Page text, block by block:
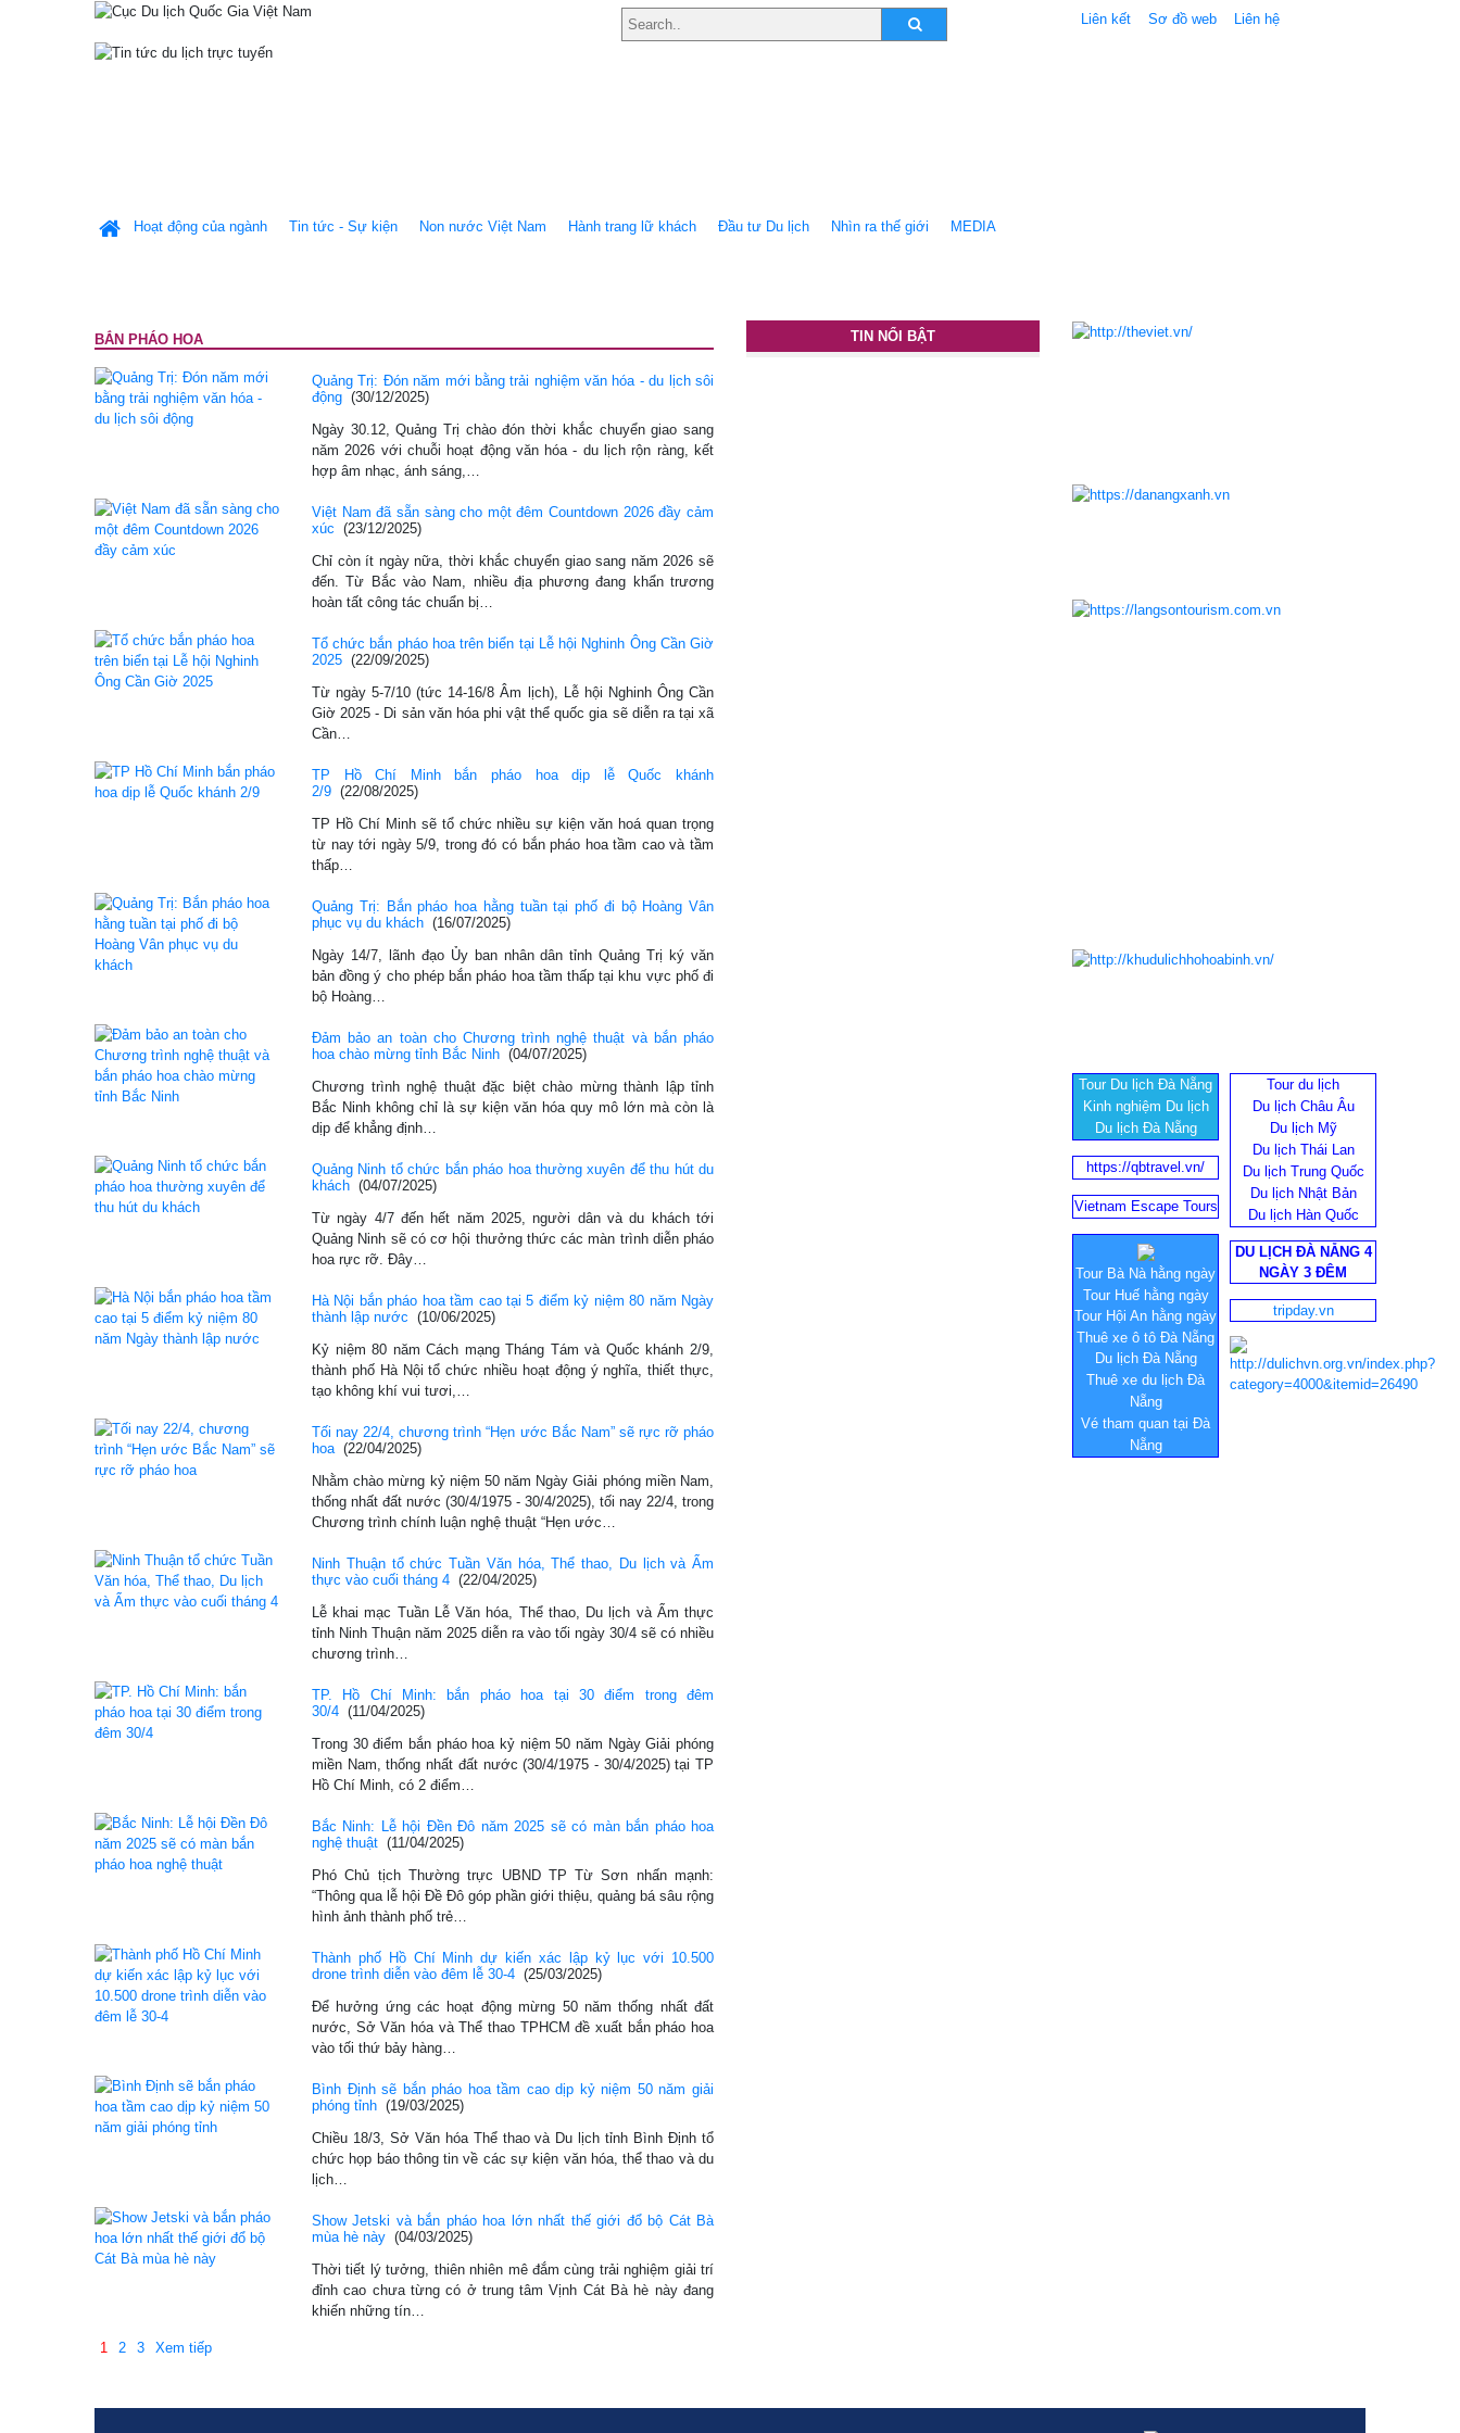
Liên kết Sơ đồ web Liên hệ
Hoạt động của ngành Tin tức - Sự kiện Non nước Việt Nam Hành trang lữ khách Ðầu tư Du lịch Nhìn ra thế giới MEDIA
BẮN PHÁO HOA
Quảng Trị: Đón năm mới bằng trải nghiệm văn hóa - du lịch sôi
động (30/12/2025)
Ngày 30.12, Quảng Trị chào đón thời khắc chuyển giao sang
năm 2026 với chuỗi hoạt động văn hóa - du lịch rộn ràng, kết
hợp âm nhạc, ánh sáng,…
Việt Nam đã sẵn sàng cho một đêm Countdown 2026 đầy cảm
xúc (23/12/2025)
Chỉ còn ít ngày nữa, thời khắc chuyển giao sang năm 2026 sẽ
đến. Từ Bắc vào Nam, nhiều địa phương đang khẩn trương
hoàn tất công tác chuẩn bị…
Tổ chức bắn pháo hoa trên biển tại Lễ hội Nghinh Ông Cần Giờ
2025 (22/09/2025)
Từ ngày 5-7/10 (tức 14-16/8 Âm lịch), Lễ hội Nghinh Ông Cần
Giờ 2025 - Di sản văn hóa phi vật thể quốc gia sẽ diễn ra tại xã
Cần…
TP Hồ Chí Minh bắn pháo hoa dịp lễ Quốc khánh
2/9 (22/08/2025)
TP Hồ Chí Minh sẽ tổ chức nhiều sự kiện văn hoá quan trọng
từ nay tới ngày 5/9, trong đó có bắn pháo hoa tầm cao và tầm
thấp…
Quảng Trị: Bắn pháo hoa hằng tuần tại phố đi bộ Hoàng Vân
phục vụ du khách (16/07/2025)
Ngày 14/7, lãnh đạo Ủy ban nhân dân tỉnh Quảng Trị ký văn
bản đồng ý cho phép bắn pháo hoa tầm thấp tại khu vực phố đi
bộ Hoàng…
Đảm bảo an toàn cho Chương trình nghệ thuật và bắn pháo
hoa chào mừng tỉnh Bắc Ninh (04/07/2025)
Chương trình nghệ thuật đặc biệt chào mừng thành lập tỉnh
Bắc Ninh không chỉ là sự kiện văn hóa quy mô lớn mà còn là
dịp để khẳng định…
Quảng Ninh tổ chức bắn pháo hoa thường xuyên để thu hút du
khách (04/07/2025)
Từ ngày 4/7 đến hết năm 2025, người dân và du khách tới
Quảng Ninh sẽ có cơ hội thưởng thức các màn trình diễn pháo
hoa rực rỡ. Đây…
Hà Nội bắn pháo hoa tầm cao tại 5 điểm kỷ niệm 80 năm Ngày
thành lập nước (10/06/2025)
Kỷ niệm 80 năm Cách mạng Tháng Tám và Quốc khánh 2/9,
thành phố Hà Nội tổ chức nhiều hoạt động ý nghĩa, thiết thực,
tạo không khí vui tươi,…
Tối nay 22/4, chương trình “Hẹn ước Bắc Nam” sẽ rực rỡ pháo
hoa (22/04/2025)
Nhằm chào mừng kỷ niệm 50 năm Ngày Giải phóng miền Nam,
thống nhất đất nước (30/4/1975 - 30/4/2025), tối nay 22/4, trong
Chương trình chính luận nghệ thuật “Hẹn ước…
Ninh Thuận tổ chức Tuần Văn hóa, Thể thao, Du lịch và Ẩm
thực vào cuối tháng 4 (22/04/2025)
Lễ khai mạc Tuần Lễ Văn hóa, Thể thao, Du lịch và Ẩm thực
tỉnh Ninh Thuận năm 2025 diễn ra vào tối ngày 30/4 sẽ có nhiều
chương trình…
TP. Hồ Chí Minh: bắn pháo hoa tại 30 điểm trong đêm
30/4 (11/04/2025)
Trong 30 điểm bắn pháo hoa kỷ niệm 50 năm Ngày Giải phóng
miền Nam, thống nhất đất nước (30/4/1975 - 30/4/2025) tại TP
Hồ Chí Minh, có 2 điểm…
Bắc Ninh: Lễ hội Đền Đô năm 2025 sẽ có màn bắn pháo hoa
nghệ thuật (11/04/2025)
Phó Chủ tịch Thường trực UBND TP Từ Sơn nhấn mạnh:
“Thông qua lễ hội Đề Đô góp phần giới thiệu, quảng bá sâu rộng
hình ảnh thành phố trẻ…
Thành phố Hồ Chí Minh dự kiến xác lập kỷ lục với 10.500
drone trình diễn vào đêm lễ 30-4 (25/03/2025)
Để hưởng ứng các hoạt động mừng 50 năm thống nhất đất
nước, Sở Văn hóa và Thể thao TPHCM đề xuất bắn pháo hoa
vào tối thứ bảy hàng…
Bình Định sẽ bắn pháo hoa tầm cao dịp kỷ niệm 50 năm giải
phóng tỉnh (19/03/2025)
Chiều 18/3, Sở Văn hóa Thể thao và Du lịch tỉnh Bình Định tổ
chức họp báo thông tin về các sự kiện văn hóa, thể thao và du
lịch…
Show Jetski và bắn pháo hoa lớn nhất thế giới đổ bộ Cát Bà
mùa hè này (04/03/2025)
Thời tiết lý tưởng, thiên nhiên mê đắm cùng trải nghiệm giải trí
đỉnh cao chưa từng có ở trung tâm Vịnh Cát Bà hè này đang
khiến những tín…
1 2 3 Xem tiếp
TIN NỔI BẬT
Tour Du lịch Đà Nẵng
Kinh nghiệm Du lịch
Du lịch Đà Nẵng
Tour du lịch
Du lịch Châu Âu
Du lịch Mỹ
Du lịch Thái Lan
Du lịch Trung Quốc
Du lịch Nhật Bản
Du lịch Hàn Quốc
https://qbtravel.vn/
Vietnam Escape Tours
Tour Bà Nà hằng ngày
Tour Huế hằng ngày
Tour Hội An hằng ngày
Thuê xe ô tô Đà Nẵng
Du lịch Đà Nẵng
Thuê xe du lịch Đà
Nẵng
Vé tham quan tại Đà
Nẵng
DU LỊCH ĐÀ NẴNG 4
NGÀY 3 ĐÊM
tripday.vn